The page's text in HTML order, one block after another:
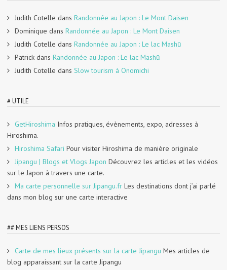
Judith Cotelle dans Randonnée au Japon : Le Mont Daisen
Dominique dans Randonnée au Japon : Le Mont Daisen
Judith Cotelle dans Randonnée au Japon : Le lac Mashū
Patrick dans Randonnée au Japon : Le lac Mashū
Judith Cotelle dans Slow tourism à Onomichi
# UTILE
GetHiroshima Infos pratiques, évènements, expo, adresses à
Hiroshima.
Hiroshima Safari Pour visiter Hiroshima de manière originale
Jipangu | Blogs et Vlogs Japon Découvrez les articles et les vidéos
sur le Japon à travers une carte.
Ma carte personnelle sur Jipangu.fr Les destinations dont j’ai parlé
dans mon blog sur une carte interactive
## MES LIENS PERSOS
Carte de mes lieux présents sur la carte Jipangu Mes articles de
blog apparaissant sur la carte Jipangu